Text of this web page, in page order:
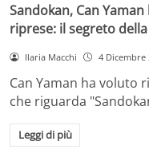
Sandokan, Can
riprese: il segreto
Ilaria Macchi 4 Dicembre
Can Yaman ha voluto
che riguarda
Leggi di più